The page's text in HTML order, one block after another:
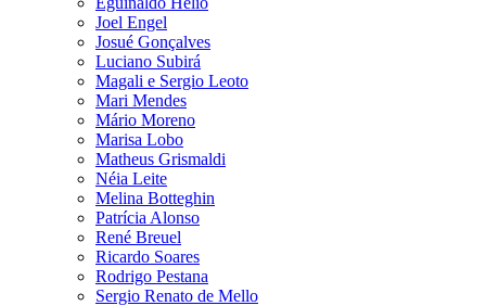
Joel Engel
Josué Gonçalves
Luciano Subirá
Magali e Sergio Leoto
Mari Mendes
Mário Moreno
Marisa Lobo
Matheus Grismaldi
Néia Leite
Melina Botteghin
Patrícia Alonso
René Breuel
Ricardo Soares
Rodrigo Pestana
Sergio Renato de Mello